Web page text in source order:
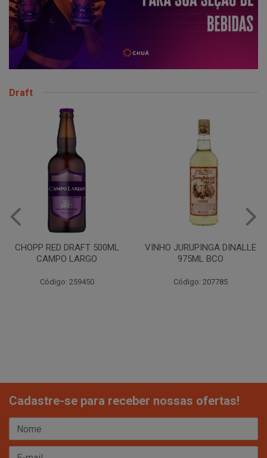
Draft
CHOPP RED DRAFT 500ML
CAMPO LARGO
Código: 259450
VINHO JURUPINGA DINALLE
975ML BCO
Código: 207785
Cadastre-se para receber nossas ofertas!